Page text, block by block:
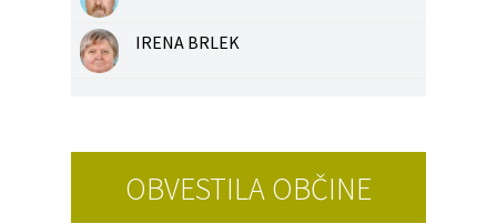
IRENA BRLEK
OBVESTILA OBČINE